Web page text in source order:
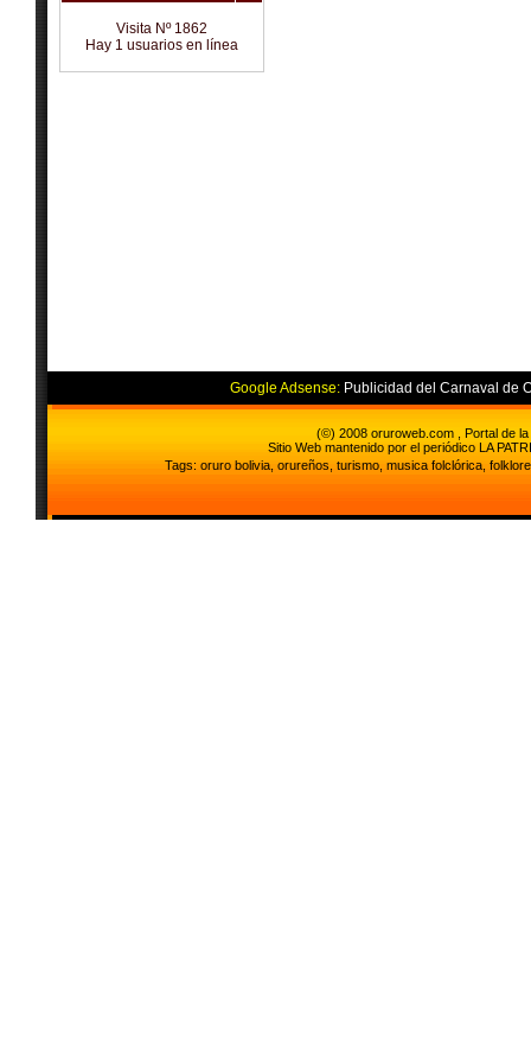
Visita Nº 1862
Hay 1 usuarios en línea
Google Adsense:Publicidad del Carnaval de
(©) 2008 oruroweb.com , Portal de
Sitio Web mantenido por el periódico LA
Tags: oruro bolivia, orureños, turismo, musica folclórica,